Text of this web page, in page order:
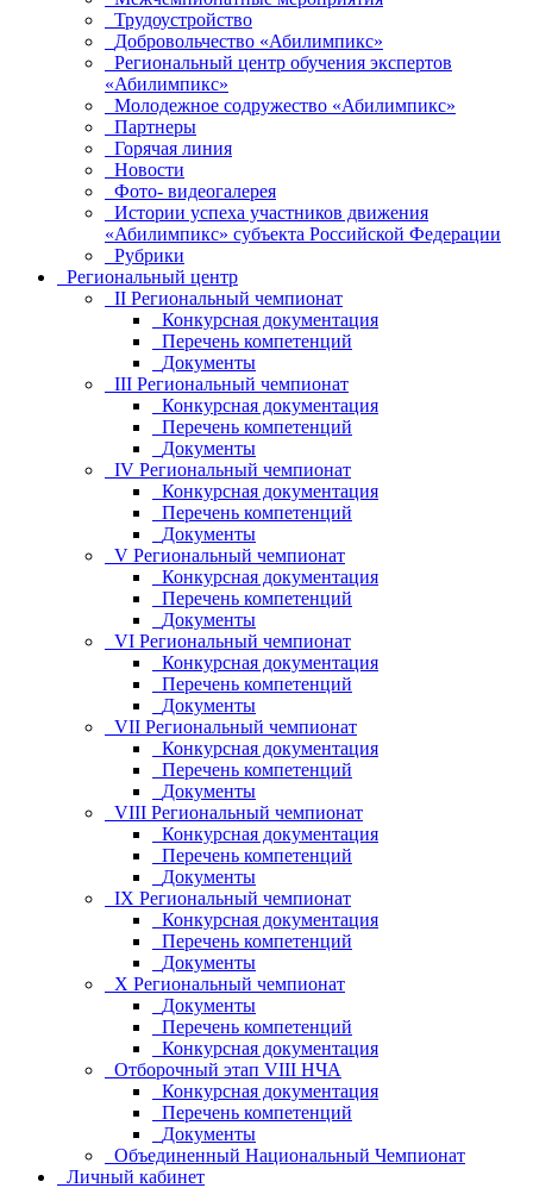
Трудоустройство
Добровольчество «Абилимпикс»
Региональный центр обучения экспертов
«Абилимпикс»
Молодежное содружество «Абилимпикс»
Партнеры
Горячая линия
Новости
Фото- видеогалерея
Истории успеха участников движения
«Абилимпикс» субъекта Российской Федерации
Рубрики
Региональный центр
II Региональный чемпионат
Конкурсная документация
Перечень компетенций
Документы
III Региональный чемпионат
Конкурсная документация
Перечень компетенций
Документы
IV Региональный чемпионат
Конкурсная документация
Перечень компетенций
Документы
V Региональный чемпионат
Конкурсная документация
Перечень компетенций
Документы
VI Региональный чемпионат
Конкурсная документация
Перечень компетенций
Документы
VII Региональный чемпионат
Конкурсная документация
Перечень компетенций
Документы
VIII Региональный чемпионат
Конкурсная документация
Перечень компетенций
Документы
IX Региональный чемпионат
Конкурсная документация
Перечень компетенций
Документы
Х Региональный чемпионат
Документы
Перечень компетенций
Конкурсная документация
Отборочный этап VIII НЧА
Конкурсная документация
Перечень компетенций
Документы
Объединенный Национальный Чемпионат
Личный кабинет